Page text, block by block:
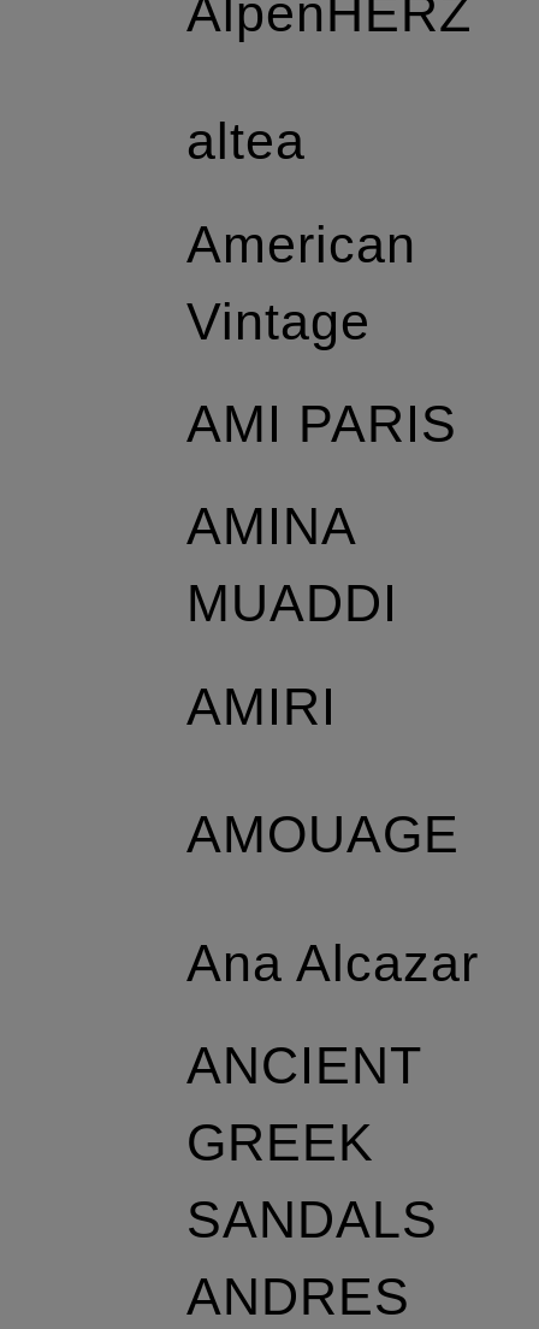
AlpenHERZ
altea
American
Vintage
AMI PARIS
AMINA
MUADDI
AMIRI
AMOUAGE
Ana Alcazar
ANCIENT
GREEK
SANDALS
ANDRES